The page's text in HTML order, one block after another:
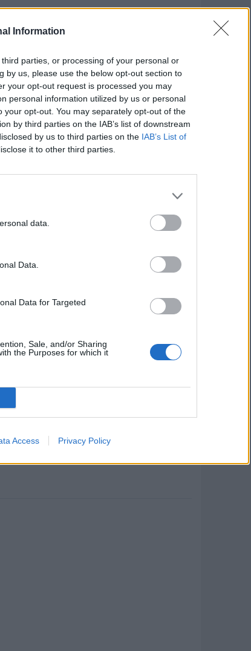
Information
parties, or processing of your personal or
by us, please use the below opt-out section to
your opt-out request is processed you may
personal information utilized by us or personal
opt-out. You may separately opt-out of the
by third parties on the IAB’s list of downstream
by us to third parties on the IAB’s List of
it to other third parties.
data.
Data.
Data for Targeted
Sale, and/or Sharing
the Purposes for which it
Access Privacy Policy